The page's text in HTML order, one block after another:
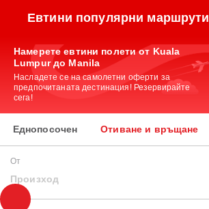
Евтини популярни маршрути
Намерете евтини полети от Kuala
Lumpur до Manila
Насладете се на самолетни оферти за
предпочитаната дестинация! Резервирайте
сега!
Еднопосочен Отиване и връщане
От
Произход